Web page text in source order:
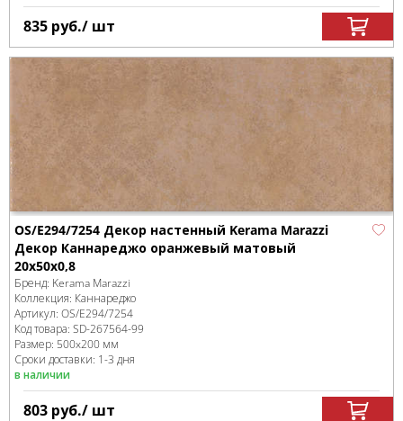
835 руб./ шт
OS/E294/7254 Декор настенный Kerama Marazzi
Декор Каннареджо оранжевый матовый
20x50x0,8
Бренд: Kerama Marazzi
Коллекция: Каннареджо
Артикул: OS/E294/7254
Код товара: SD-267564-99
Размер: 500x200 мм
Сроки доставки: 1-3 дня
в наличии
803 руб./ шт